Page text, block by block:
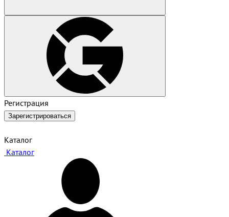
Регистрация
Зарегистрироваться
Каталог
Каталог